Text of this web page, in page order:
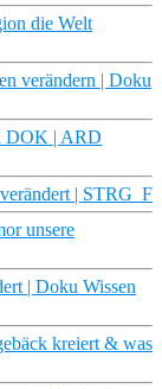
die Welt
verändern | Doku
DOK | ARD
| STRG_F
unsere
| Doku Wissen
kreiert & was